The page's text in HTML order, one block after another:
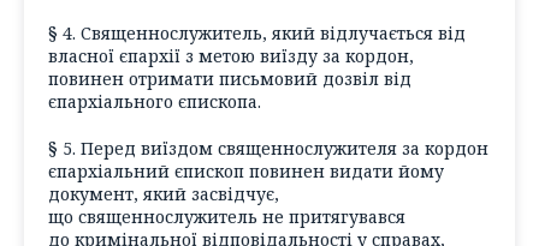
§ 4. Священнослужитель, який відлучається від
власної єпархії з метою виїзду за кордон,
повинен отримати письмовий дозвіл від
єпархіального єпископа.
§ 5. Перед виїздом священнослужителя за кордон
єпархіальний єпископ повинен видати йому
документ, який засвідчує,
що священнослужитель не притягувався
до кримінальної відповідальності у справах,